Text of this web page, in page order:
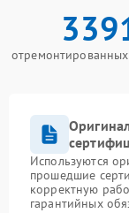
отремонтированных
Используются
прошедшие
корректную
гарантийных